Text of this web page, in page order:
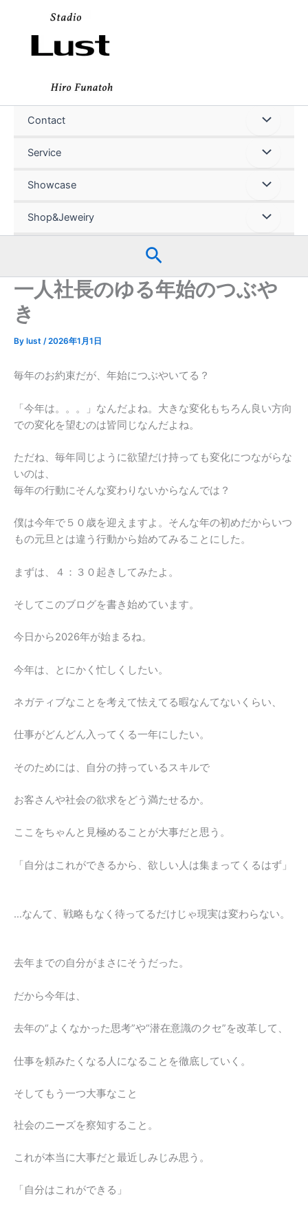
プ
Contact
Service
Showcase
Shop&Jeweiry
検
索
一人社長のゆる年始のつぶや
き
By lust /2026年1月1日
毎年のお約束だが、年始につぶやいてる？
「今年は。。。」なんだよね。大きな変化もちろん良い方向
での変化を望むのは皆同じなんだよね。
ただね、毎年同じように欲望だけ持っても変化につながらな
いのは、
毎年の行動にそんな変わりないからなんでは？
僕は今年で５０歳を迎えますよ。そんな年の初めだからいつ
もの元旦とは違う行動から始めてみることにした。
まずは、４：３０起きしてみたよ。
そしてこのブログを書き始めています。
今日から2026年が始まるね。
今年は、とにかく忙しくしたい。
ネガティブなことを考えて怯えてる暇なんてないくらい、
仕事がどんどん入ってくる一年にしたい。
そのためには、自分の持っているスキルで
お客さんや社会の欲求をどう満たせるか。
ここをちゃんと見極めることが大事だと思う。
「自分はこれができるから、欲しい人は集まってくるはず」
…なんて、戦略もなく待ってるだけじゃ現実は変わらない。
去年までの自分がまさにそうだった。
だから今年は、
去年の“よくなかった思考”や“潜在意識のクセ”を改革して、
仕事を頼みたくなる人になることを徹底していく。
そしてもう一つ大事なこと
社会のニーズを察知すること。
これが本当に大事だと最近しみじみ思う。
「自分はこれができる」